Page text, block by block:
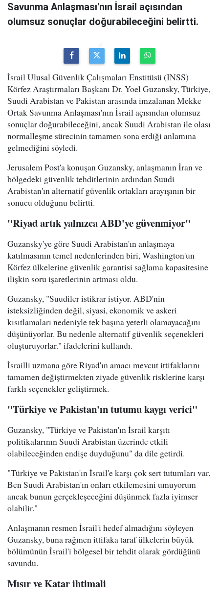
Savunma Anlaşması'nın İsrail açısından
olumsuz sonuçlar doğurabileceğini belirtti.
İsrail Ulusal Güvenlik Çalışmaları Enstitüsü (INSS)
Körfez Araştırmaları Başkanı Dr. Yoel Guzansky, Türkiye,
Suudi Arabistan ve Pakistan arasında imzalanan Mekke
Ortak Savunma Anlaşması'nın İsrail açısından olumsuz
sonuçlar doğurabileceğini, ancak Suudi Arabistan ile olası
normalleşme sürecinin tamamen sona erdiği anlamına
gelmediğini söyledi.
Jerusalem Post'a konuşan Guzansky, anlaşmanın İran ve
bölgedeki güvenlik tehditlerinin ardından Suudi
Arabistan'ın alternatif güvenlik ortakları arayışının bir
sonucu olduğunu belirtti.
"Riyad artık yalnızca ABD'ye güvenmiyor"
Guzansky'ye göre Suudi Arabistan'ın anlaşmaya
katılmasının temel nedenlerinden biri, Washington'un
Körfez ülkelerine güvenlik garantisi sağlama kapasitesine
ilişkin soru işaretlerinin artması oldu.
Guzansky, "Suudiler istikrar istiyor. ABD'nin
isteksizliğinden değil, siyasi, ekonomik ve askeri
kısıtlamaları nedeniyle tek başına yeterli olamayacağını
düşünüyorlar. Bu nedenle alternatif güvenlik seçenekleri
oluşturuyorlar." ifadelerini kullandı.
İsrailli uzmana göre Riyad'ın amacı mevcut ittifaklarını
tamamen değiştirmekten ziyade güvenlik risklerine karşı
farklı seçenekler geliştirmek.
"Türkiye ve Pakistan'ın tutumu kaygı verici"
Guzansky, "Türkiye ve Pakistan'ın İsrail karşıtı
politikalarının Suudi Arabistan üzerinde etkili
olabileceğinden endişe duyduğunu" da dile getirdi.
"Türkiye ve Pakistan'ın İsrail'e karşı çok sert tutumları var.
Ben Suudi Arabistan'ın onları etkilemesini umuyorum
ancak bunun gerçekleşeceğini düşünmek fazla iyimser
olabilir."
Anlaşmanın resmen İsrail'i hedef almadığını söyleyen
Guzansky, buna rağmen ittifaka taraf ülkelerin büyük
bölümünün İsrail'i bölgesel bir tehdit olarak gördüğünü
savundu.
Mısır ve Katar ihtimali